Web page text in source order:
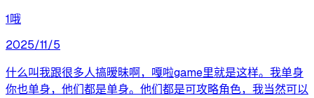
1哦
2025/11/5
什么叫我跟很多人搞暧昧啊，嘎啦game里就是这样。我单身
你也单身，他们都是单身。他们都是可攻略角色，我当然可以